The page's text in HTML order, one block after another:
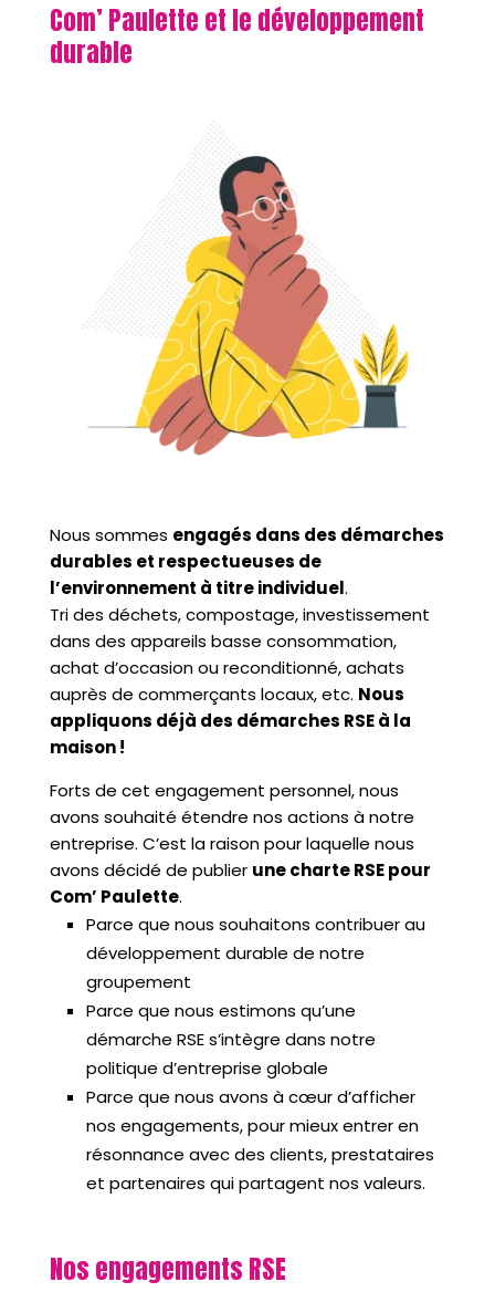
Com’ Paulette et le développement
durable
Nous sommes engagés dans des démarches
durables et respectueuses de
l’environnement à titre individuel.
Tri des déchets, compostage, investissement
dans des appareils basse consommation,
achat d’occasion ou reconditionné, achats
auprès de commerçants locaux, etc. Nous
appliquons déjà des démarches RSE à la
maison !
Forts de cet engagement personnel, nous
avons souhaité étendre nos actions à notre
entreprise. C’est la raison pour laquelle nous
avons décidé de publier une charte RSE pour
Com’ Paulette.
Parce que nous souhaitons contribuer au
développement durable de notre
groupement
Parce que nous estimons qu’une
démarche RSE s’intègre dans notre
politique d’entreprise globale
Parce que nous avons à cœur d’afficher
nos engagements, pour mieux entrer en
résonnance avec des clients, prestataires
et partenaires qui partagent nos valeurs.
Nos engagements RSE